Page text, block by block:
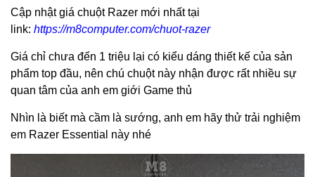
Cập nhật giá chuột Razer mới nhất tại
link: https://m8computer.com/chuot-razer
Giá chỉ chưa đến 1 triệu lại có kiểu dáng thiết kế của sản
phẩm top đầu, nên chú chuột này nhận được rất nhiều sự
quan tâm của anh em giới Game thủ
Nhìn là biết mà cầm là sướng, anh em hãy thử trải nghiệm
em Razer Essential này nhé